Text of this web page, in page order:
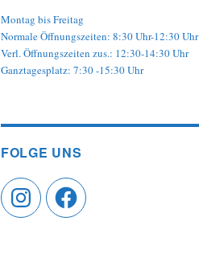
Montag bis Freitag
Normale Öffnungszeiten: 8:30 Uhr-12:30 Uhr
Verl. Öffnungszeiten zus.: 12:30-14:30 Uhr
Ganztagesplatz: 7:30 -15:30 Uhr
FOLGE UNS
InstagramFacebook